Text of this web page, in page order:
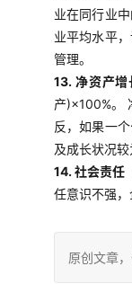
业在同行业
业平均水平
管理。
13. 净资产增
产)×100%。
反，如果一
及成长状况较
14. 社会责任
任意识不强
原创文章